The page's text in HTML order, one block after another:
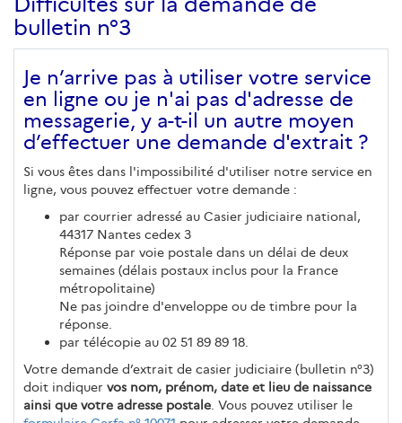
bulletin n°3
Je n’arrive pas à utiliser votre service
en ligne ou je n'ai pas d'adresse de
messagerie, y a-t-il un autre moyen
d’effectuer une demande d'extrait ?
Si vous êtes dans l'impossibilité d'utiliser notre service en
ligne, vous pouvez effectuer votre demande :
par courrier adressé au Casier judiciaire national,
44317 Nantes cedex 3
Réponse par voie postale dans un délai de deux
semaines (délais postaux inclus pour la France
métropolitaine)
Ne pas joindre d'enveloppe ou de timbre pour la
réponse.
par télécopie au 02 51 89 89 18.
Votre demande d’extrait de casier judiciaire (bulletin n°3)
doit indiquer vos nom, prénom, date et lieu de naissance
ainsi que votre adresse postale. Vous pouvez utiliser le